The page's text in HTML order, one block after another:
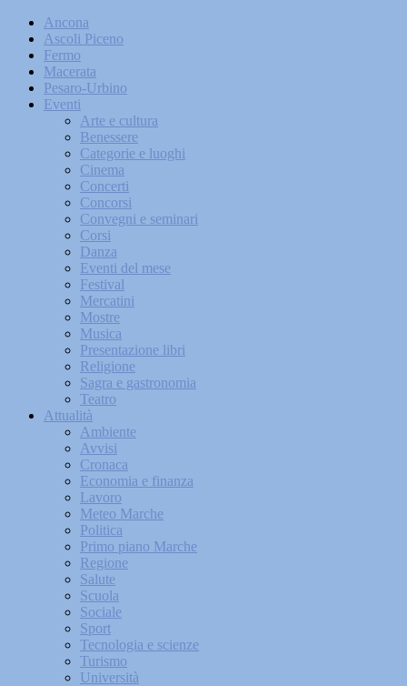
Ancona
Ascoli Piceno
Fermo
Macerata
Pesaro-Urbino
Eventi
Arte e cultura
Benessere
Categorie e luoghi
Cinema
Concerti
Concorsi
Convegni e seminari
Corsi
Danza
Eventi del mese
Festival
Mercatini
Mostre
Musica
Presentazione libri
Religione
Sagra e gastronomia
Teatro
Attualità
Ambiente
Avvisi
Cronaca
Economia e finanza
Lavoro
Meteo Marche
Politica
Primo piano Marche
Regione
Salute
Scuola
Sociale
Sport
Tecnologia e scienze
Turismo
Università